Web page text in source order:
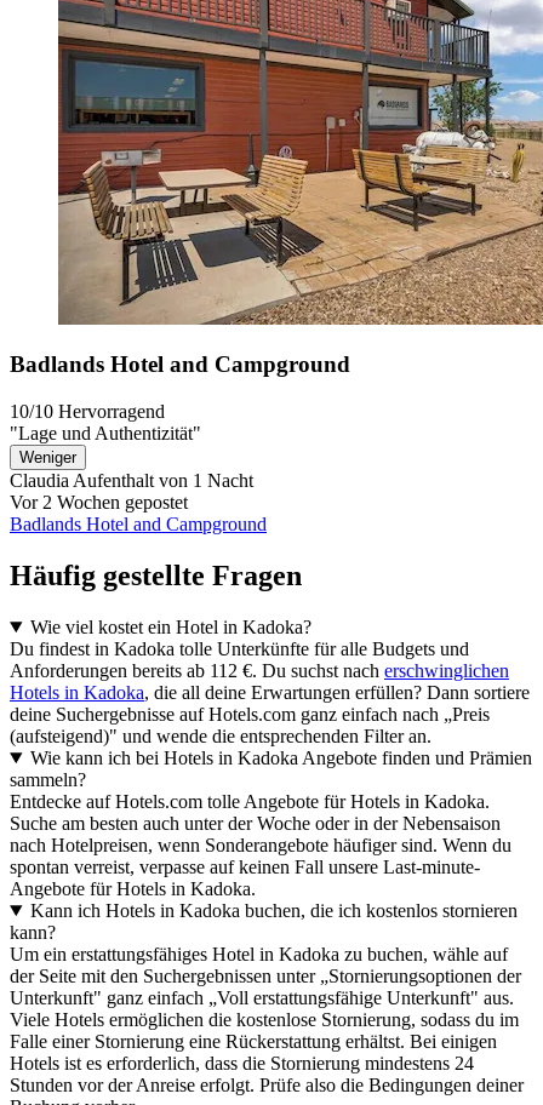
Badlands Hotel and Campground
10/10 Hervorragend
"Lage und Authentizität"
Weniger
Claudia Aufenthalt von 1 Nacht
Vor 2 Wochen gepostet
Badlands Hotel and Campground
Häufig gestellte Fragen
Wie viel kostet ein Hotel in Kadoka?
Du findest in Kadoka tolle Unterkünfte für alle Budgets und
Anforderungen bereits ab 112 €. Du suchst nach erschwinglichen
Hotels in Kadoka, die all deine Erwartungen erfüllen? Dann sortiere
deine Suchergebnisse auf Hotels.com ganz einfach nach „Preis
(aufsteigend)" und wende die entsprechenden Filter an.
Wie kann ich bei Hotels in Kadoka Angebote finden und Prämien
sammeln?
Entdecke auf Hotels.com tolle Angebote für Hotels in Kadoka.
Suche am besten auch unter der Woche oder in der Nebensaison
nach Hotelpreisen, wenn Sonderangebote häufiger sind. Wenn du
spontan verreist, verpasse auf keinen Fall unsere Last-minute-
Angebote für Hotels in Kadoka.
Kann ich Hotels in Kadoka buchen, die ich kostenlos stornieren
kann?
Um ein erstattungsfähiges Hotel in Kadoka zu buchen, wähle auf
der Seite mit den Suchergebnissen unter „Stornierungsoptionen der
Unterkunft" ganz einfach „Voll erstattungsfähige Unterkunft" aus.
Viele Hotels ermöglichen die kostenlose Stornierung, sodass du im
Falle einer Stornierung eine Rückerstattung erhältst. Bei einigen
Hotels ist es erforderlich, dass die Stornierung mindestens 24
Stunden vor der Anreise erfolgt. Prüfe also die Bedingungen deiner